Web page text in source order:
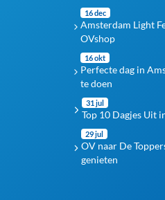
16 dec
Amsterdam Light
OVshop
16 okt
Perfecte dag in
te doen
31 jul
Top 10 Dagjes Uit
29 jul
OV naar De
genieten